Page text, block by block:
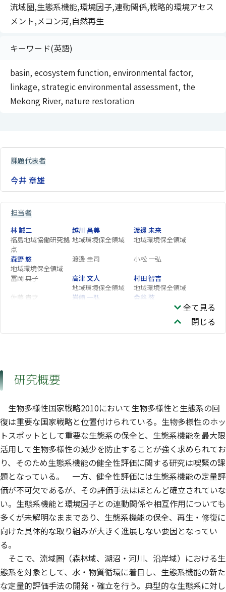
流域圏,生態系機能,環境因子,連動関係,戦略的環境アセス
メント,メコン河,自然再生
キーワード(英語)
basin, ecosystem function, environmental factor,
linkage, strategic environmental assessment, the
Mekong River, nature restoration
課題代表者
今井 章雄
担当者
林 誠二
福島地域協働研究拠
点
越川 昌美
地域環境保全領域
渡邊 未来
地域環境保全領域
森野 悠
地域環境保全領域
渡邊 圭司
小松 一弘
冨岡 典子
高津 文人
地域環境保全領域
村田 智吉
地域環境保全領域
佐藤 貴之
岩崎 一弘
金谷 弦
地域環境保全領域
亀山 哲
矢部 徹
玉置 雅紀
中村 雅子
全て見る
閉じる
研究概要
生物多様性国家戦略2010において生物多様性と生態系の回
復は重要な国家戦略と位置付けられている。生物多様性のホッ
トスポットとして重要な生態系の保全と、生態系機能を最大限
活用して生物多様性の減少を防止することが強く求められてお
り、そのため生態系機能の健全性評価に関する研究は喫緊の課
題となっている。 一方、健全性評価には生態系機能の定量評
価が不可欠であるが、その評価手法はほとんど確立されていな
い。生態系機能と環境因子との連動関係や相互作用についても
多くが未解明なままであり、生態系機能の保全、再生・修復に
向けた具体的な取り組みが大きく進展しない要因となってい
る。
そこで、流域圏（森林域、湖沼・河川、沿岸域）における生
態系を対象として、水・物質循環に着目し、生態系機能の新た
な定量的評価手法の開発・確立を行う。典型的な生態系に対し